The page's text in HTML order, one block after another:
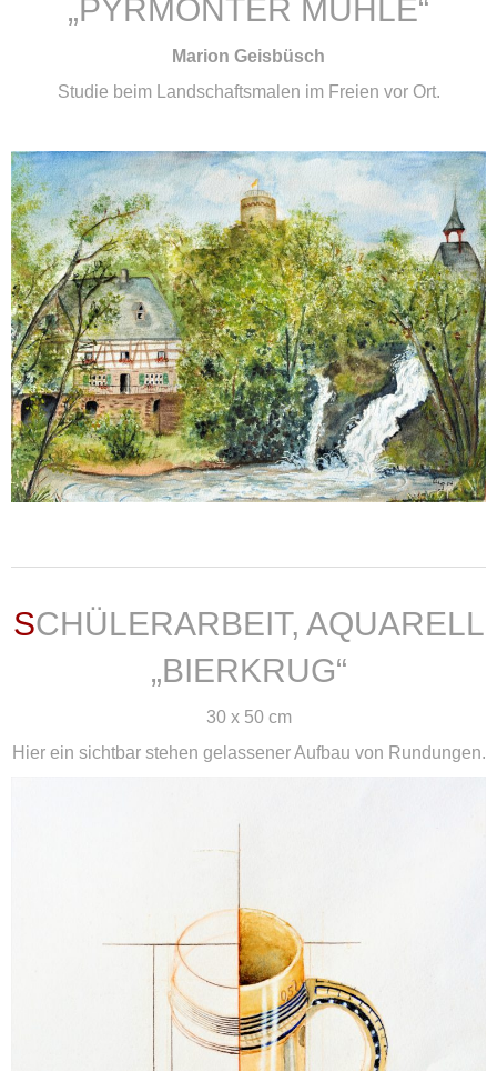
„PYRMONTER MÜHLE“
Marion Geisbüsch
Studie beim Landschaftsmalen im Freien vor Ort.
SCHÜLERARBEIT, AQUARELL
„BIERKRUG“
30 x 50 cm
Hier ein sichtbar stehen gelassener Aufbau von Rundungen.